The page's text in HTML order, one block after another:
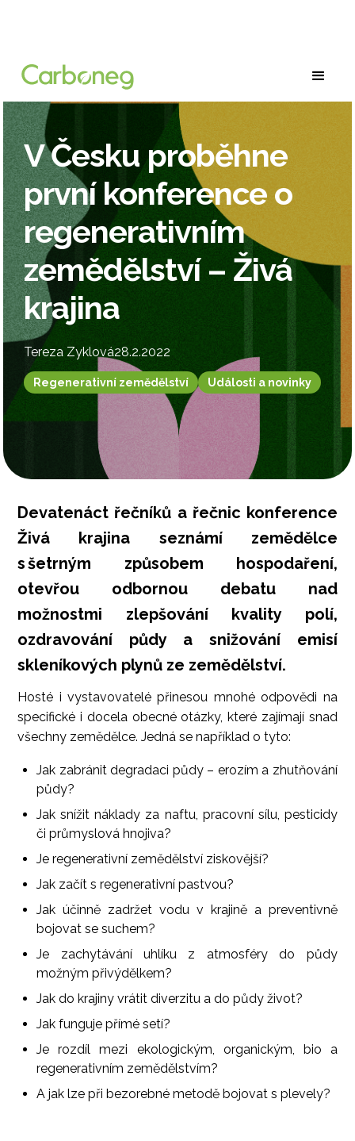
V Česku proběhne
první konference o
regenerativním
zemědělství – Živá
krajina
Tereza Zyklová28.2.2022
Regenerativní zemědělství Události a novinky
Devatenáct řečníků a řečnic konference
Živá krajina seznámí zemědělce
s šetrným způsobem hospodaření,
otevřou odbornou debatu nad
možnostmi zlepšování kvality polí,
ozdravování půdy a snižování emisí
skleníkových plynů ze zemědělství.
Hosté i vystavovatelé přinesou mnohé odpovědi na
specifické i docela obecné otázky, které zajímají snad
všechny zemědělce. Jedná se například o tyto:
Jak zabránit degradaci půdy – erozím a zhutňování
půdy?
Jak snížit náklady za naftu, pracovní sílu, pesticidy
či průmyslová hnojiva?
Je regenerativní zemědělství ziskovější?
Jak začít s regenerativní pastvou?
Jak účinně zadržet vodu v krajině a preventivně
bojovat se suchem?
Je zachytávání uhlíku z atmosféry do půdy
možným přivýdělkem?
Jak do krajiny vrátit diverzitu a do půdy život?
Jak funguje přímé setí?
Je rozdíl mezi ekologickým, organickým, bio a
regenerativním zemědělstvím?
A jak lze při bezorebné metodě bojovat s plevely?